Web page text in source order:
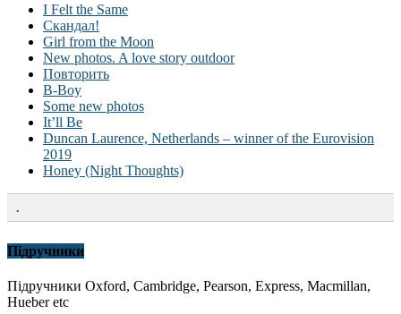
I Felt the Same
Скандал!
Girl from the Moon
New photos. A love story outdoor
Повторить
B-Boy
Some new photos
It’ll Be
Duncan Laurence, Netherlands – winner of the Eurovision
2019
Honey (Night Thoughts)
.
Підручники
Підручники Oxford, Cambridge, Pearson, Express, Macmillan,
Hueber etc